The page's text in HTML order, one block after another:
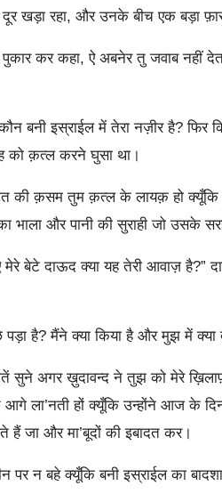
खड़ा रहा, और उनके बीच एक बड़ा
कर कहा, ऐ अबनेर तु जवाब नहीं
बनी इस्राईल में तेरा नज़ीर है? फिर
को क़त्ल करने घुसा था।
की क़सम तुम क़त्ल के लायक़ हो क्यूँकि
भाला और पानी की सुराही जो उसके
बेटे दाऊद क्या यह तेरी आवाज़ है?”
है? मैंने क्या किया है और मुझ में क्या
सुने अगर ख़ुदावन्द ने तुझ को मेरे
ला’नती हों क्यूँकि उन्होंने आज के
हैं जा और मा’बूदों की इबादत कर।
न बहे क्यूँकि बनी इस्राईल का